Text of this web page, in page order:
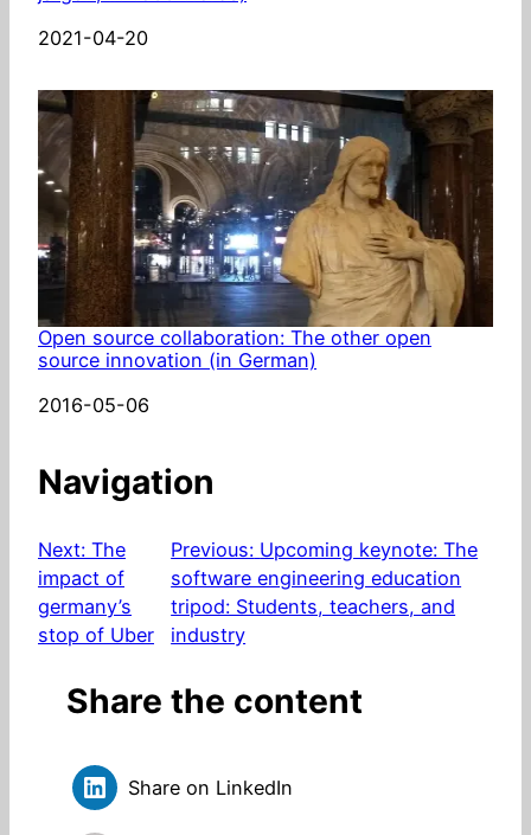
Date
2021-04-20
Open source collaboration: The other open
source innovation (in German)
Date
2016-05-06
Navigation
Next: The
impact of
germany’s
stop of Uber
Previous: Upcoming keynote: The
software engineering education
tripod: Students, teachers, and
industry
Share the content
Share on LinkedIn